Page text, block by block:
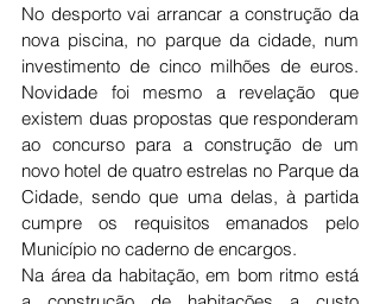
No desporto vai arrancar a construção da
nova piscina, no parque da cidade, num
investimento de cinco milhões de euros.
Novidade foi mesmo a revelação que
existem duas propostas que responderam
ao concurso para a construção de um
novo hotel de quatro estrelas no Parque da
Cidade, sendo que uma delas, à partida
cumpre os requisitos emanados pelo
Município no caderno de encargos.
Na área da habitação, em bom ritmo está